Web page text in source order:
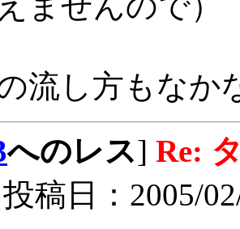
流し方もなか
へのレス] Re:
投稿日：2005/